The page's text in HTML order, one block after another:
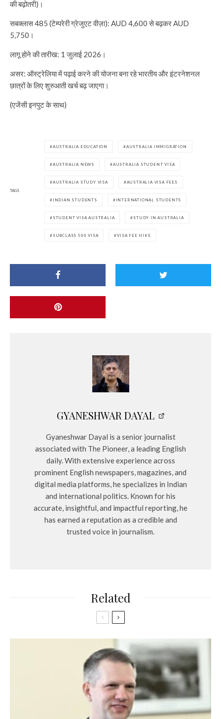
की बढ़ोतरी)।
सबक्लास 485 (टेम्परेरी ग्रेजुएट वीज़ा): AUD 4,600 से बढ़कर AUD
5,750।
लागू होने की तारीख: 1 जुलाई 2026।
असर: ऑस्ट्रेलिया में पढ़ाई करने की योजना बना रहे भारतीय और इंटरनेशनल
छात्रों के लिए शुरुआती खर्च बढ़ जाएगा।
(एजेंसी इनपुट के साथ)
TAGS
AUSTRALIA EDUCATION AUSTRALIA IMMIGRATION
AUSTRALIA NEWS AUSTRALIA STUDENT VISA
AUSTRALIA STUDY VISA AUSTRALIA VISA FEES
INDIAN STUDENTS INTERNATIONAL STUDENTS
STUDENT VISA AUSTRALIA STUDY IN AUSTRALIA
SUBCLASS 500 VISA VISA FEE HIKE
GYANESHWAR DAYAL
Gyaneshwar Dayal is a senior journalist
associated with The Pioneer, a leading English
daily. With extensive experience across
prominent English newspapers, magazines, and
digital media platforms, he specializes in Indian
and international politics. Known for his
accurate, insightful, and impactful reporting, he
has earned a reputation as a credible and
trusted voice in journalism.
Related